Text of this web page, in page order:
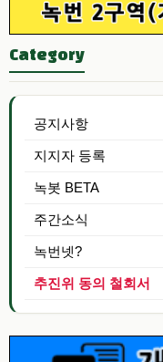
Category
공지사항
지지자 등록
녹봇 BETA
주간소식
녹번넷?
추진위 동의 철회서